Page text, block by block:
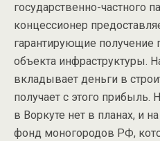
государственно-частного
концессионер
гарантирующие получение
объекта инфраструктуры.
вкладывает деньги в
получает с этого прибыль.
в Воркуте нет в планах, и
фонд моногородов РФ,